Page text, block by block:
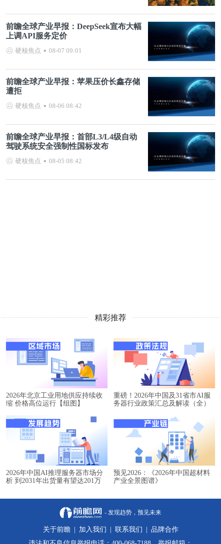
前瞻全球产业早报：DeepSeek宣布大幅
上调API服务定价
硬核焦点 08-07 09:01
前瞻全球产业早报：苹果压价长鑫存储
遭拒
硬核焦点 08-06 08:42
前瞻全球产业早报：首部L3/L4级自动
驾驶系统安全强制性国标发布
硬核焦点 08-05 08:42
精彩推荐
2026年北京工业用地供应持续收
缩 价格高位运行【组图】
重磅！2026年中国及31省市AI服
务器行业政策汇总及解读（全）
2026年中国AI推理服务器市场分
析 到2031年出货量有望达201万
预见2026：《2026年中国超材料
产业全景图谱》
- 发现趋势，预见未来
关于前瞻 加入我们 联系我们
品牌合作